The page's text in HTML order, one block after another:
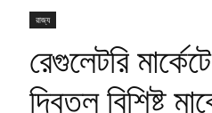
রাজ্য
রেগুলেটরি
দ্বিতল বিশিষ্ট